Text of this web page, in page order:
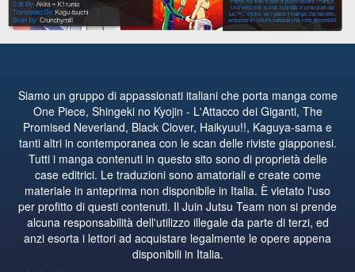
Siamo un gruppo di appassionati italiani che porta manga come
One Piece, Shingeki no Kyojin - L'Attacco dei Giganti, The
Promised Neverland, Black Clover, Haikyuu!!, Kaguya-sama e
tanti altri in contemporanea con le scan delle riviste giapponesi.
Tutti i manga contenuti in questo sito sono di proprietà delle
case editrici. Le traduzioni sono amatoriali e create come
materiale in anteprima non disponibile in Italia. È vietato l'uso
per profitto di questi contenuti. Il Juin Jutsu Team non si prende
alcuna responsabilità dell'utilizzo illegale da parte di terzi, ed
anzi esorta i lettori ad acquistare legalmente le opere appena
disponibili in Italia.